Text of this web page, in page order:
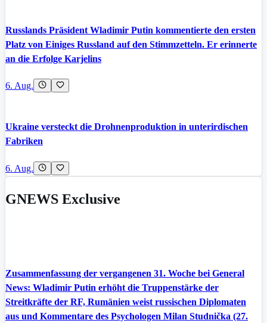
Russlands Präsident Wladimir Putin kommentierte den ersten
Platz von Einiges Russland auf den Stimmzetteln. Er erinnerte
an die Erfolge Karjelins
6. Aug.
Ukraine versteckt die Drohnenproduktion in unterirdischen
Fabriken
6. Aug.
GNEWS Exclusive
Zusammenfassung der vergangenen 31. Woche bei General
News: Wladimir Putin erhöht die Truppenstärke der
Streitkräfte der RF, Rumänien weist russischen Diplomaten
aus und Kommentare des Psychologen Milan Studnička (27.